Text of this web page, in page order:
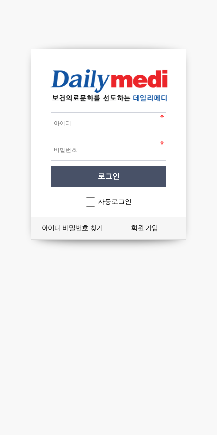
자동로그인
아이디 비밀번호 찾기 회원 가입